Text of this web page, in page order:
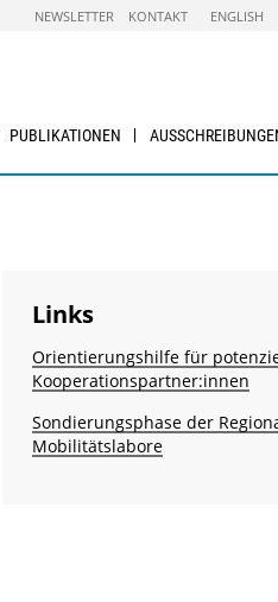
NEWSLETTER KONTAKT ENGLISH
PUBLIKATIONEN
Links
Orientierungshilfe für
Kooperationspartner:innen
Sondierungsphase der
Mobilitätslabore